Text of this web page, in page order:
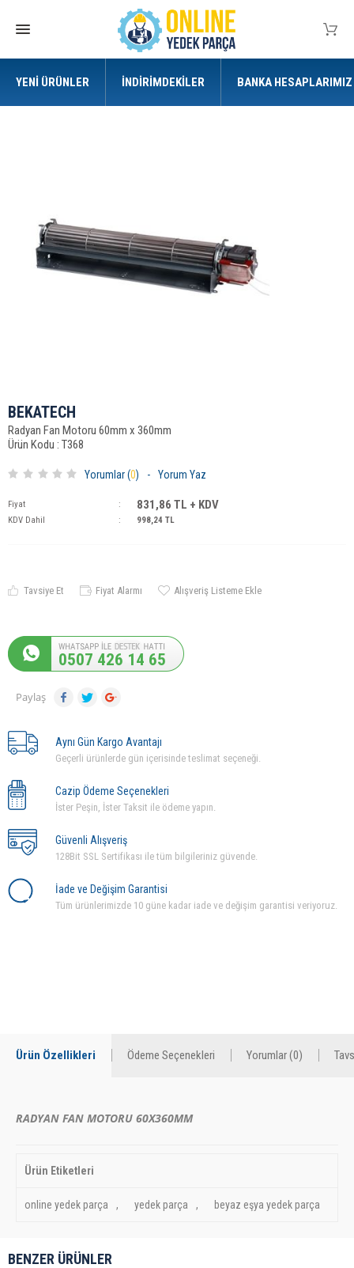
YENI ÜRÜNLER İNDIRIMDEKILER BANKA HESAPLARIMIZ
BEKATECH
Radyan Fan Motoru 60mm x 360mm
Ürün Kodu : T368
Yorumlar (0) - Yorum Yaz
Fiyat : 831,86 TL + KDV
KDV Dahil : 998,24 TL
Tavsiye Et Fiyat Alarmı Alışveriş Listeme Ekle
0507 426 14 65
Paylaş
Aynı Gün Kargo Avantajı
Geçerli ürünlerde gün içerisinde teslimat seçeneği.
Cazip Ödeme Seçenekleri
İster Peşin, İster Taksit ile ödeme yapın.
Güvenli Alışveriş
128Bit SSL Sertifikası ile tüm bilgileriniz güvende.
İade ve Değişim Garantisi
Tüm ürünlerimizde 10 güne kadar iade ve değişim garantisi veriyoruz.
Ürün Özellikleri Ödeme Seçenekleri Yorumlar (0)
RADYAN FAN MOTORU 60X360MM
Ürün Etiketleri
online yedek parça , yedek parça , beyaz eşya yedek parça
BENZER ÜRÜNLER